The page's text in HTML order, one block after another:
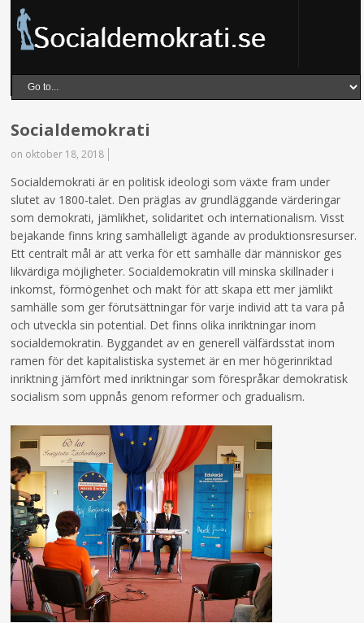
Socialdemokrati
on oktober 18, 2018
Socialdemokrati är en politisk ideologi som växte fram under
slutet av 1800-talet. Den präglas av grundläggande värderingar
som demokrati, jämlikhet, solidaritet och internationalism. Visst
bejakande finns kring samhälleligt ägande av produktionsresurser.
Ett centralt mål är att verka för ett samhälle där människor ges
likvärdiga möjligheter. Socialdemokratin vill minska skillnader i
inkomst, förmögenhet och makt för att skapa ett mer jämlikt
samhälle som ger förutsättningar för varje individ att ta vara på
och utveckla sin potential. Det finns olika inriktningar inom
socialdemokratin. Byggandet av en generell välfärdsstat inom
ramen för det kapitalistiska systemet är en mer högerinriktad
inriktning jämfört med inriktningar som förespråkar demokratisk
socialism som uppnås genom reformer och gradualism.